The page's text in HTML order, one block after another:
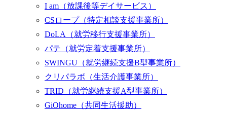
I am （放課後等デイサービス）
CSロープ（特定相談支援事業所）
DoLA
（就労移行支援事業所）
パテ （就労定着支援事業所）
SWINGU （就労継続支援B型事業所）
クリパラボ （生活介護事業所）
TRID （就労継続支援A型事業所）
GiOhome （共同生活援助）